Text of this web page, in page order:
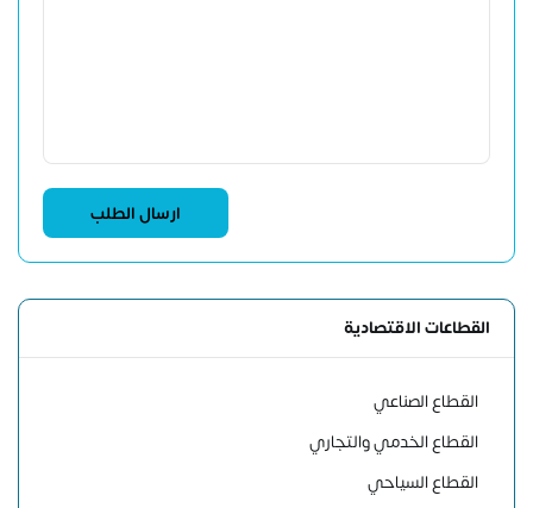
القطاعات الاقتصادية
القطاع الصناعي
القطاع الخدمي والتجاري
القطاع السياحي